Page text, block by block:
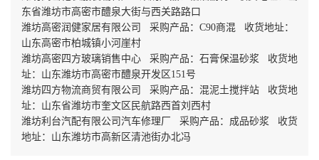
东省潍坊市高密市醴泉大街与西关路路口
潍坊高密润健家居有限公司 采购产品：C90商混 收货地址：
山东高密市柏城镇小河崖村
潍坊高密四方玻璃销售中心 采购产品：石膏保温砂浆 收货地
址：山东潍坊市高密市醴泉开发区151号
潍坊四方物流商贸有限公司 采购产品：混泥土搅拌站 收货地
址：山东省潍坊市奎文区民航路西首刘西村
潍坊利台汽配有限公司汽车修理厂 采购产品：成品砂浆 收货
地址：山东潍坊市高新区清池街办北冯